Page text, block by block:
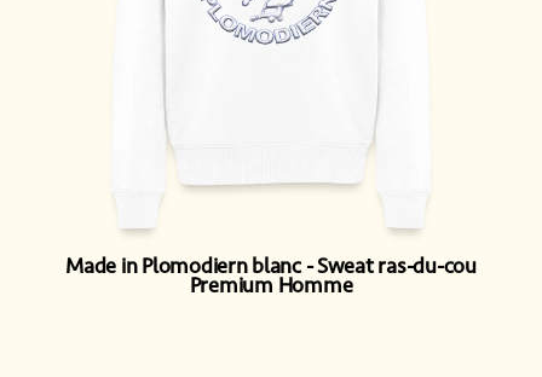
Made in Plomodiern blanc Sweat ras-du-cou
Premium Homme